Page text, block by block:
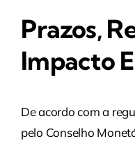
Prazos,
Impacto
De acordo com a
pelo Conselho